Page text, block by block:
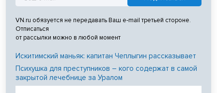
VN.ru обязуется не передавать Ваш e-mail третьей стороне.
Отписаться
от рассылки можно в любой момент
Искитимский маньяк: капитан Чеплыгин рассказывает
Психушка для преступников – кого содержат в самой
закрытой лечебнице за Уралом